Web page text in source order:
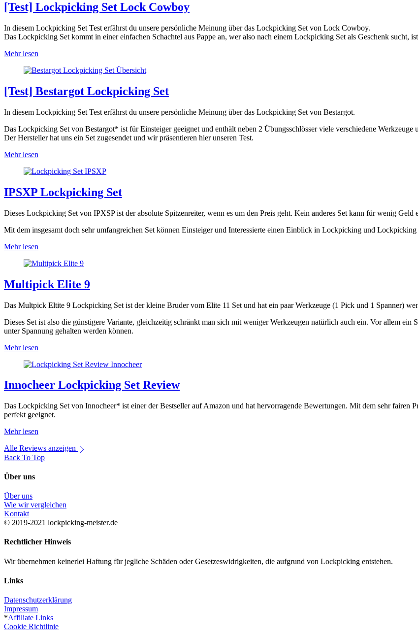
[Test] Lockpicking Set Lock Cowboy
In diesem Lockpicking Set Test erfährst du unsere persönliche Meinung über das Lockpicking Set von Lock Cowboy.
Das Lockpicking Set kommt in einer einfachen Schachtel aus Pappe an, wer also nach einem Lockpicking Set als Geschenk sucht,
Mehr lesen
[Test] Bestargot Lockpicking Set
In diesem Lockpicking Set Test erfährst du unsere persönliche Meinung über das Lockpicking Set von Bestargot.
Das Lockpicking Set von Bestargot* ist für Einsteiger geeignet und enthält neben 2 Übungsschlösser viele verschiedene Werkzeuge
Der Hersteller hat uns ein Set zugesendet und wir präsentieren hier unseren Test.
Mehr lesen
IPSXP Lockpicking Set
Dieses Lockpicking Set von IPXSP ist der absolute Spitzenreiter, wenn es um den Preis geht. Kein anderes Set kann für wenig Geld
Mit dem insgesamt doch sehr umfangreichen Set können Einsteiger und Interessierte einen Einblick in Lockpicking und Lockpicking
Mehr lesen
Multipick Elite 9
Das Multpick Eltite 9 Lockpicking Set ist der kleine Bruder vom Elite 11 Set und hat ein paar Werkzeuge (1 Pick und 1 Spanner)
Dieses Set ist also die günstigere Variante, gleichzeitig schränkt man sich mit weniger Werkzeugen natürlich auch ein. Vor allem
unter Spannung gehalten werden können.
Mehr lesen
Innocheer Lockpicking Set Review
Das Lockpicking Set von Innocheer* ist einer der Bestseller auf Amazon und hat hervorragende Bewertungen. Mit dem sehr fairen
perfekt geeignet.
Mehr lesen
Alle Reviews anzeigen
Back To Top
Über uns
Über uns
Wie wir vergleichen
Kontakt
© 2019-2021 lockpicking-meister.de
Rechtlicher Hinweis
Wir übernehmen keinerlei Haftung für jegliche Schäden oder Gesetzeswidrigkeiten, die aufgrund von Lockpicking entstehen.
Links
Datenschutzerklärung
Impressum
*Affiliate Links
Cookie Richtlinie